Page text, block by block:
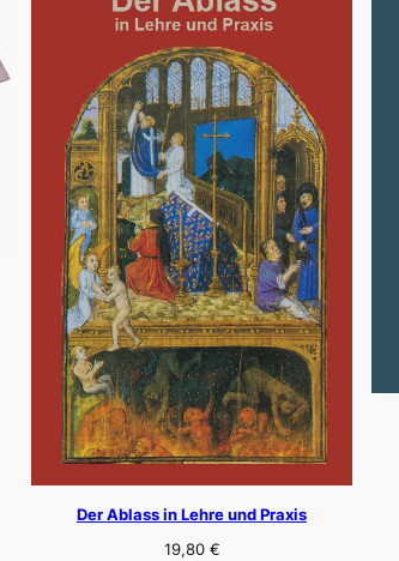
Der Ablass in Lehre und Praxis
19,80 €